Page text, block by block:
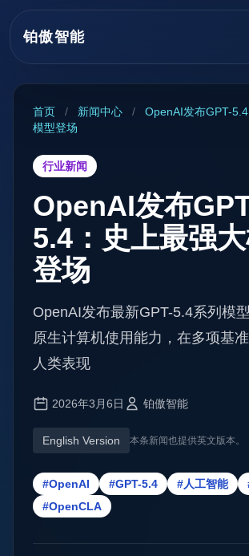
铂傲智能
首页 / 新闻中心 /
OpenAI发布GPT-
模型登场
行业新闻
OpenAI发布
5.4：史上最强
登场
OpenAI发布最新GPT-5.4系列模
原生计算机使用能力，在多项基
人类表现
2026年3月6日 铂傲智能
English Version 本条新闻也提供英文版本。
#OpenAI #GPT-5.4 #人工智能
#OpenCLA